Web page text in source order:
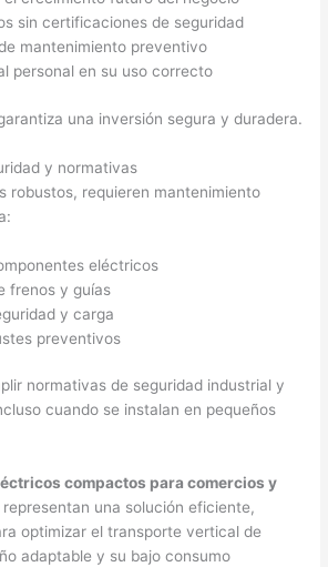
sin certificaciones de seguridad
mantenimiento preventivo
personal en su uso correcto
una inversión segura y duradera.
y normativas
robustos, requieren mantenimiento
eléctricos
frenos y guías
y carga
preventivos
normativas de seguridad industrial y
cuando se instalan en pequeños
compactos para comercios y
representan una solución eficiente,
optimizar el transporte vertical de
adaptable y su bajo consumo